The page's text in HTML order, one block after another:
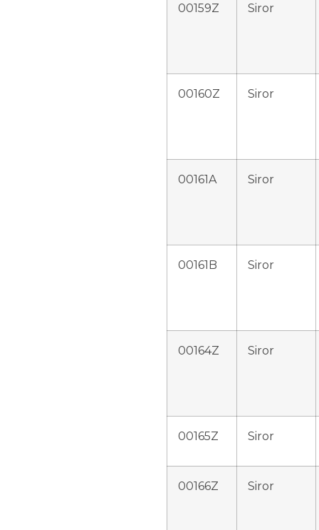
00159Z Siror
00160Z Siror
00161A Siror
00161B Siror
00164Z Siror
00165Z Siror
00166Z Siror